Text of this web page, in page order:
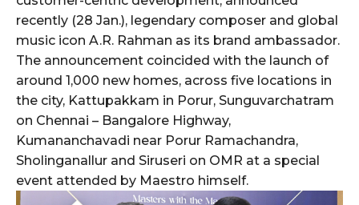
recently (28 Jan.), legendary composer and global
music icon A.R. Rahman as its brand ambassador.
The announcement coincided with the launch of
around 1,000 new homes, across five locations in
the city, Kattupakkam in Porur, Sunguvarchatram
on Chennai – Bangalore Highway,
Kumananchavadi near Porur Ramachandra,
Sholinganallur and Siruseri on OMR at a special
event attended by Maestro himself.